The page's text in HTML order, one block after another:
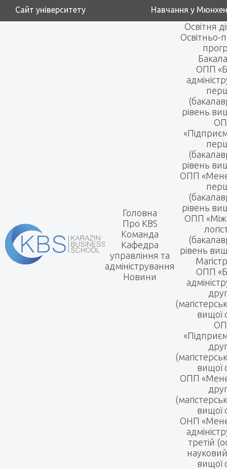
Сайт університету Навчання у
Головна
Про KBS
Команда
Кафедра
управління та
адміністрування
Новини
Освітня
Освітньо-
ОПП
рівень
рівень
ОПП
рівень
ОПП
рівень
ОПП
вищої
вищої
ОПП
вищої
ОНП
третій
вищої